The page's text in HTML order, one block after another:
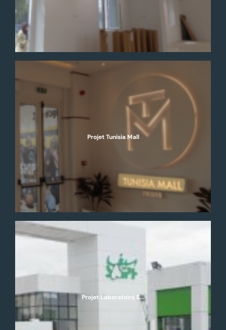
Projet Tunisia Mall
Projet Laboratoire S...